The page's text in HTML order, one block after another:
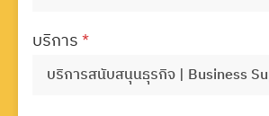
บริการ*